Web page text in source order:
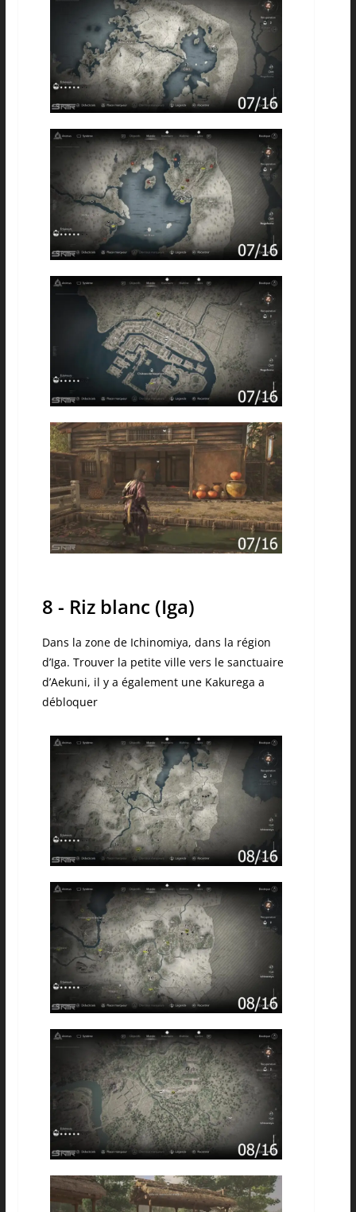
8 - Riz blanc (Iga)
Dans la zone de Ichinomiya, dans la région
d’Iga. Trouver la petite ville vers le sanctuaire
d’Aekuni, il y a également une Kakurega a
débloquer